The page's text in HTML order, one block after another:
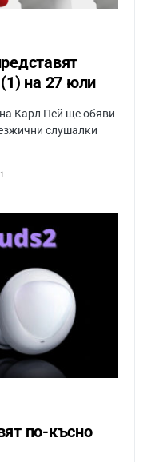
на 27 юли
Карл Пей ще обяви
слушалки
по-късно